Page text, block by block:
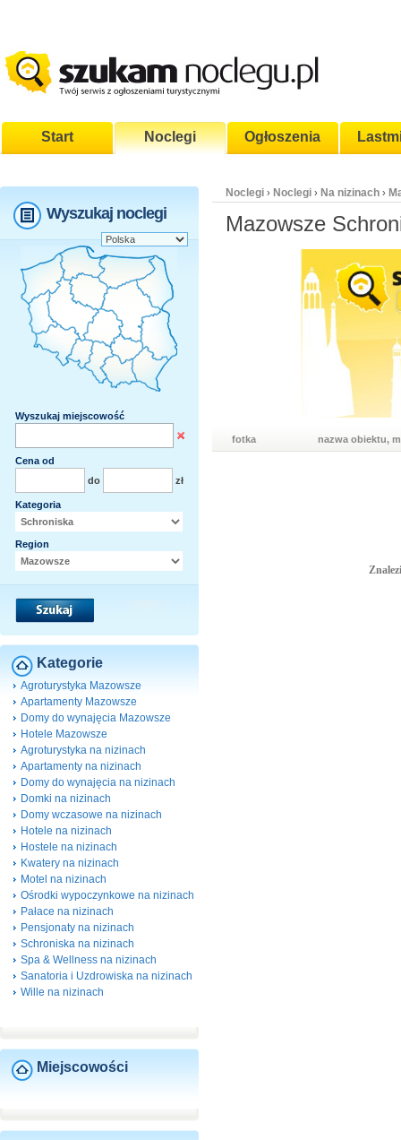
Start Noclegi Ogłoszenia
Wyszukaj noclegi
Wyszukaj miejscowość
Cena od
do
zł
Kategoria
Region
Kategorie
Agroturystyka Mazowsze
Apartamenty Mazowsze
Domy do wynajęcia Mazowsze
Hotele Mazowsze
Agroturystyka na nizinach
Apartamenty na nizinach
Domy do wynajęcia na nizinach
Domki na nizinach
Domy wczasowe na nizinach
Hotele na nizinach
Hostele na nizinach
Kwatery na nizinach
Motel na nizinach
Ośrodki wypoczynkowe na nizinach
Pałace na nizinach
Pensjonaty na nizinach
Schroniska na nizinach
Spa & Wellness na nizinach
Sanatoria i Uzdrowiska na nizinach
Wille na nizinach
Miejscowości
Noclegi › Noclegi › Na nizinach ›
Mazowsze
fotka nazwa obiektu,